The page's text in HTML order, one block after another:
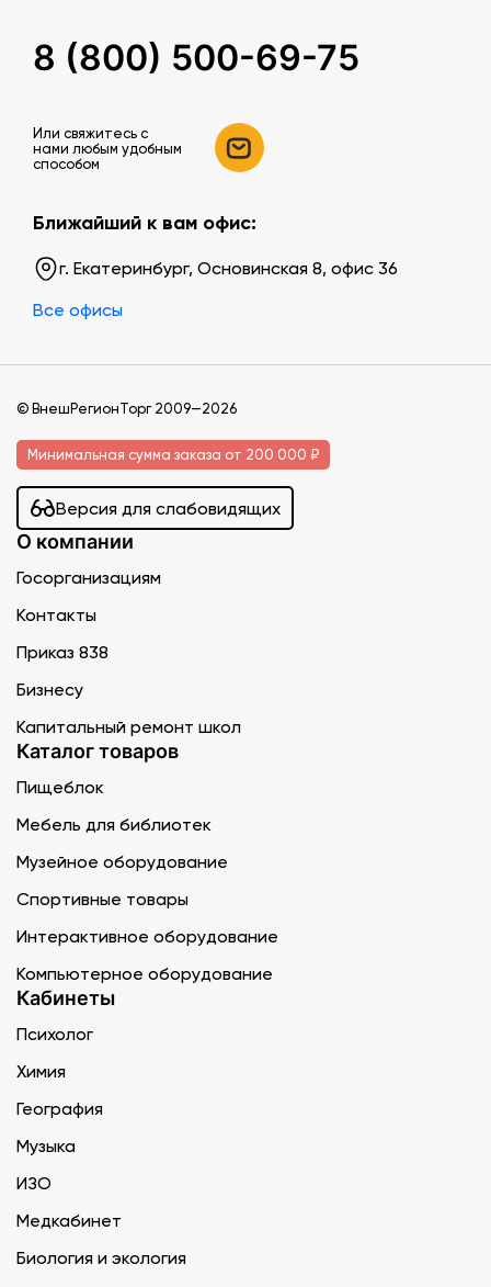
8 (800) 500-69-75
Или свяжитесь c
нами любым удобным
способом
Ближайший к вам офис:
г. Екатеринбург, Основинская 8, офис 36
Все офисы
© ВнешРегионТорг 2009—2026
Минимальная сумма заказа от 200 000 ₽
Версия для слабовидящих
О компании
Госорганизациям
Контакты
Приказ 838
Бизнесу
Капитальный ремонт школ
Каталог товаров
Пищеблок
Мебель для библиотек
Музейное оборудование
Спортивные товары
Интерактивное оборудование
Компьютерное оборудование
Кабинеты
Психолог
Химия
География
Музыка
ИЗО
Медкабинет
Биология и экология